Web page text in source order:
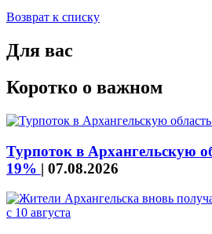
Возврат к списку
Для вас
Коротко о важном
Турпоток в Архангельскую
19% | 07.08.2026